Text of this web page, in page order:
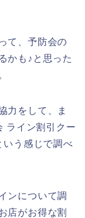
て、予防会の
かも♪と思った
力をして、ま
ライン割引クー
いう感じで調べ
ンについて調
店がお得な割